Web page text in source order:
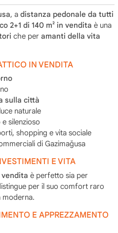
, a distanza pedonale da tutti
2+1 di 140 m² in vendita è una
che per amanti della vita
IN VENDITA
sulla città
naturale
silenzioso
shopping e vita sociale
di Gazimağusa
E VITA
vendita è perfetto sia per
per il suo comfort raro
moderna.
E APPREZZAMENTO